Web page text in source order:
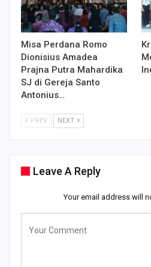
Misa Perdana Romo
Dionisius Amadea
Prajna Putra Mahardika
SJ di Gereja Santo
Antonius…
PREV NEXT
Leave A Reply
Your email address will